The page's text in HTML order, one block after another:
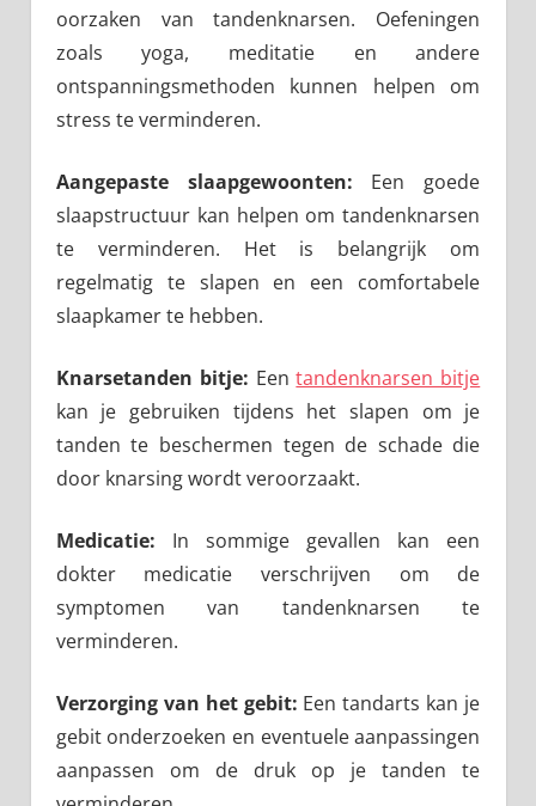
oorzaken van tandenknarsen. Oefeningen
zoals yoga, meditatie en andere
ontspanningsmethoden kunnen helpen om
stress te verminderen.
Aangepaste slaapgewoonten: Een goede
slaapstructuur kan helpen om tandenknarsen
te verminderen. Het is belangrijk om
regelmatig te slapen en een comfortabele
slaapkamer te hebben.
Knarsetanden bitje: Eentandenknarsen bitje
kan je gebruiken tijdens het slapen om je
tanden te beschermen tegen de schade die
door knarsing wordt veroorzaakt.
Medicatie: In sommige gevallen kan een
dokter medicatie verschrijven om de
symptomen van tandenknarsen te
verminderen.
Verzorging van het gebit: Een tandarts kan je
gebit onderzoeken en eventuele aanpassingen
aanpassen om de druk op je tanden te